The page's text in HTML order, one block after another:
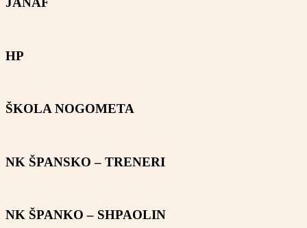
HP
ŠKOLA NOGOMETA
NK ŠPANSKO – TRENERI
NK ŠPANKO – SHPAOLIN